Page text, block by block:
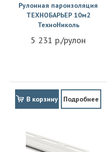
Рулонная пароизоляция
ТЕХНОБАРЬЕР 10м2
ТехноНиколь
5 231 р./рулон
В корзину Подробнее